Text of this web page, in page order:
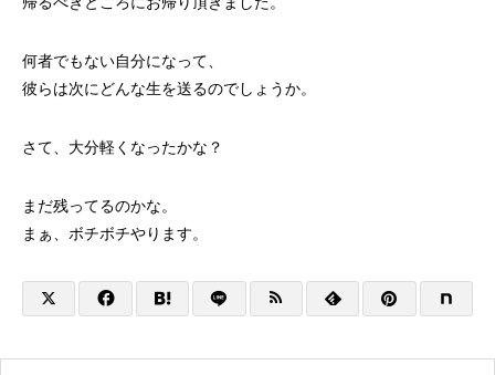
何者でもない自分になって、
彼らは次にどんな生を送るのでしょうか。
さて、大分軽くなったかな？
まだ残ってるのかな。
まぁ、ボチボチやります。